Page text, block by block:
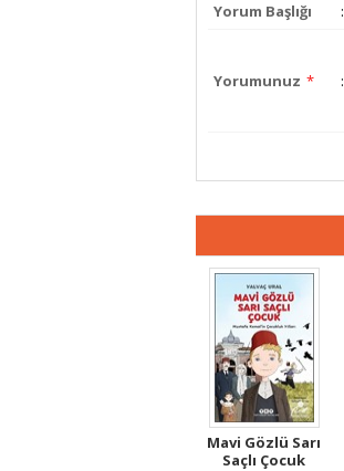
Yorum Başlığı :
Yorumunuz * :
Mavi Gözlü Sarı
Saçlı Çocuk